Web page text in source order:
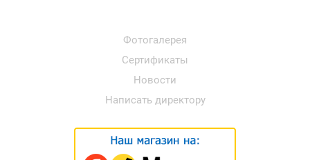
Фотогалерея
Сертификаты
Новости
Написать директору